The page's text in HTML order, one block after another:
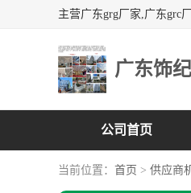
广东饰
公司首页
当前位置： 首页 > 供应商